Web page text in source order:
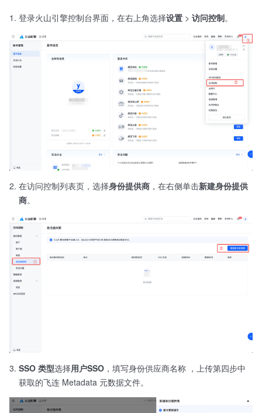
登录火山引擎控制台界面，在右上角选择设置 > 访问控制。
在访问控制列表页，选择身份提供商 ，在右侧单击新建身份提供
商。
SSO 类型选择用户SSO ，填写身份供应商名称 ，上传第四步中
获取的飞连 Metadata 元数据文件。